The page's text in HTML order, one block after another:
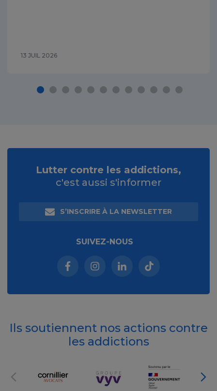
13 JUIL 2026
Lutter contre les addictions,
c'est aussi s'informer
S’INSCRIRE À LA NEWSLETTER
SUIVEZ-NOUS
Facebook (nouvelle fenêtre)
Instagram (nouvelle fenêtre)
Linkedin (nouvelle
Tiktok (nouvelle
Ils soutiennent nos actions contre
les addictions